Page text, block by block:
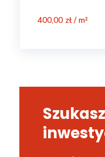
400,00 zł / m²